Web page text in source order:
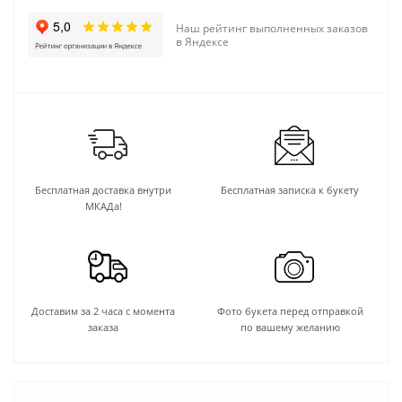
Наш рейтинг выполненных заказов
в Яндексе
Бесплатная доставка внутри
МКАДа!
Бесплатная записка к букету
Доставим за 2 часа с момента
заказа
Фото букета перед отправкой
по вашему желанию